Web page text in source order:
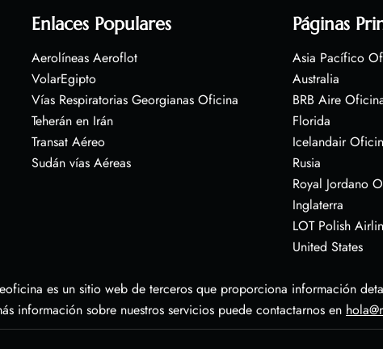
Enlaces Populares
Aerolíneas Aeroflot
VolarEgipto
Vías Respiratorias Georgianas Oficina
Teherán en Irán
Transat Aéreo
Sudán vías Aéreas
Páginas
Asia Pacífico
Australia
BRB Aire
Florida
Icelandair
Rusia
Royal Jordano
Inglaterra
LOT Polish
United States
es un sitio web de terceros que proporciona información
información sobre nuestros servicios puede contactarnos en